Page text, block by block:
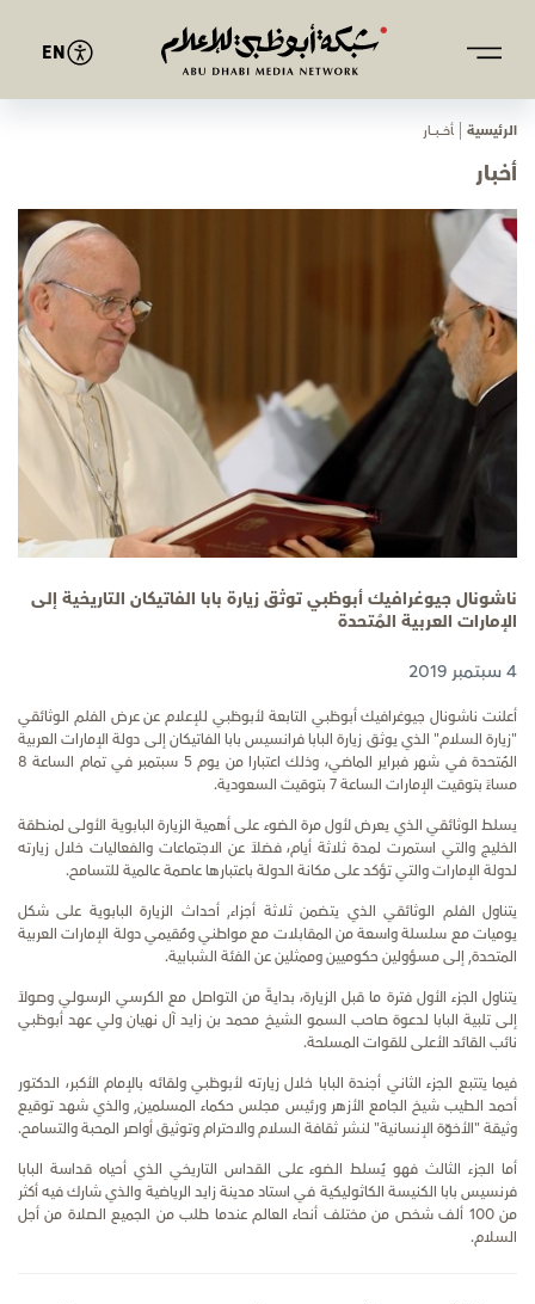
EN
الرئيسية ﺄﺧـــﺒـــﺎر
أخبار
ناشونال جيوغرافيك أبوظبي توثق زيارة بابا الفاتيكان التاريخية إلى
الإمارات العربية المُتحدة
4 سبتمبر 2019
أعلنت ناشونال جيوغرافيك أبوظبي التابعة لأبوظبي للإعلام عن عرض الفلم الوثائقي
"زيارة السلام" الذي يوثق زيارة البابا فرانسيس بابا الفاتيكان إلى دولة الإمارات العربية
المُتحدة في شهر فبراير الماضي، وذلك اعتبارا من يوم 5 سبتمبر في تمام الساعة 8
مساءً بتوقيت الإمارات الساعة 7 بتوقيت السعودية.
يسلط الوثائقي الذي يعرض لأول مرة الضوء على أهمية الزيارة البابوية الأولى لمنطقة
الخليج والتي استمرت لمدة ثلاثة أيام، فضلاً عن الاجتماعات والفعاليات خلال زيارته
لدولة الإمارات والتي تؤكد على مكانة الدولة باعتبارها عاصمة عالمية للتسامح.
يتناول الفلم الوثائقي الذي يتضمن ثلاثة أجزاء, أحداث الزيارة البابوية على شكل
يوميات مع سلسلة واسعة من المقابلات مع مواطني ومُقيمي دولة الإمارات العربية
المتحدة, إلى مسؤولين حكوميين وممثلين عن الفئة الشبابية.
يتناول الجزء الأول فترة ما قبل الزيارة، بدايةً من التواصل مع الكرسي الرسولي وصولاً
إلى تلبية البابا لدعوة صاحب السمو الشيخ محمد بن زايد آل نهيان ولي عهد أبوظبي
نائب القائد الأعلى للقوات المسلحة.
فيما يتتبع الجزء الثاني أجندة البابا خلال زيارته لأبوظبي ولقائه بالإمام الأكبر، الدكتور
أحمد الطيب شيخ الجامع الأزهر ورئيس مجلس حكماء المسلمين, والذي شهد توقيع
وثيقة "الأخوّة الإنسانية" لنشر ثقافة السلام والاحترام وتوثيق أواصر المحبة والتسامح.
أما الجزء الثالث فهو يُسلط الضوء على القداس التاريخي الذي أحياه قداسة البابا
فرنسيس بابا الكنيسة الكاثوليكية في استاد مدينة زايد الرياضية والذي شارك فيه أكثر
من 100 ألف شخص من مختلف أنحاء العالم عندما طلب من الجميع الصلاة من أجل
السلام.